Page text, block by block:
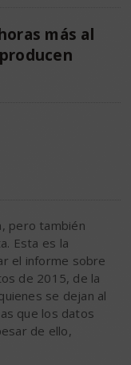
más al
pero también
Esta es la
el informe sobre
de 2015, de la
se dejan al
que los datos
de ello,